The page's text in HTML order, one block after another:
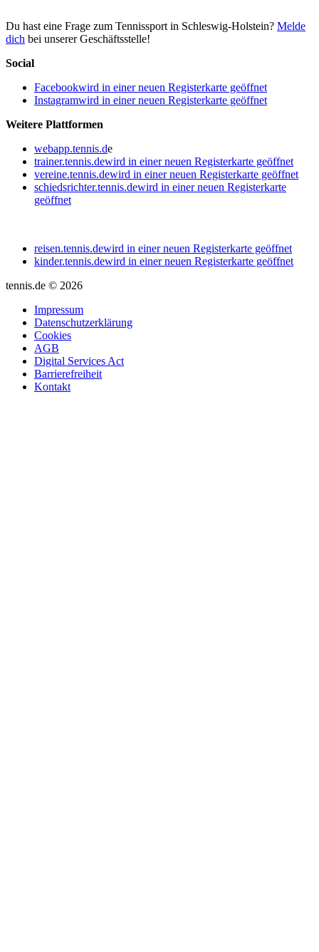
Du hast eine Frage zum Tennissport in Schleswig-Holstein? Melde
dich bei unserer Geschäftsstelle!
Social
Facebookwird in einer neuen Registerkarte geöffnet
Instagramwird in einer neuen Registerkarte geöffnet
Weitere Plattformen
webapp.tennis.de
trainer.tennis.dewird in einer neuen Registerkarte geöffnet
vereine.tennis.dewird in einer neuen Registerkarte geöffnet
schiedsrichter.tennis.dewird in einer neuen Registerkarte
geöffnet
reisen.tennis.dewird in einer neuen Registerkarte geöffnet
kinder.tennis.dewird in einer neuen Registerkarte geöffnet
tennis.de © 2026
Impressum
Datenschutzerklärung
Cookies
AGB
Digital Services Act
Barrierefreiheit
Kontakt